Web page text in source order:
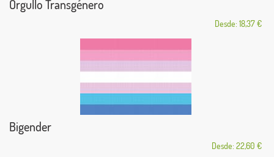
Orgullo Transgénero
Desde: 18,37 €
Bigender
Desde: 22,60 €